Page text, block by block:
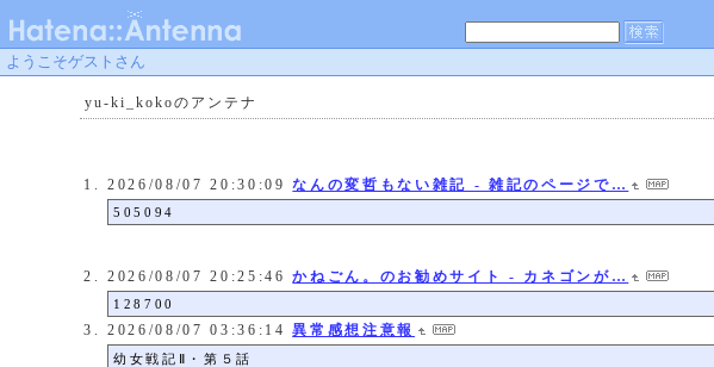
ようこそゲストさん
yu-ki_kokoのアンテナ
2026/08/07 20:30:09 なんの変哲もない雑記 - 雑記のページで…
505094
2026/08/07 20:25:46 かねごん。のお勧めサイト - カネゴンが…
128700
2026/08/07 03:36:14 異常感想注意報
幼女戦記Ⅱ・第５話